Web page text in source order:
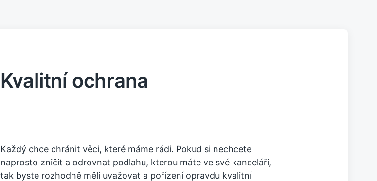
Kvalitní ochrana
Každý chce chránit věci, které máme rádi. Pokud si nechcete
naprosto zničit a odrovnat podlahu, kterou máte ve své kanceláři,
tak byste rozhodně měli uvažovat a pořízení opravdu kvalitní